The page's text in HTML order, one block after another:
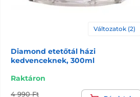
Változatok (2)
Diamond etetőtál házi
kedvenceknek, 300ml
Raktáron
4 990 Ft